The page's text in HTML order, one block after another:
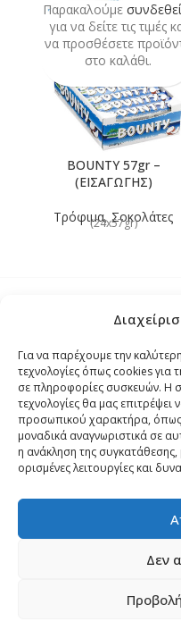
Για να παρέχουμε την
τεχνολογίες όπως cookies
σε πληροφορίες συσκευών. Η
τεχνολογίες θα μας
προσωπικού χαρακτήρα,
μοναδικά αναγνωριστικά σε
η ανάκληση της
ορισμένες λειτουργίες και
Δεν
BOUNTY 57gr –
(ΕΙΣΑΓΩΓΗΣ)
Τρόφιμα,Σοκολάτες
(24x57gr)
Παρακαλούμε
για να δείτε τις τιμές
να προσθέσετε
στο καλάθι.
Τρόποι Αποστολής
Τρόποι Αγοράς – Πληρωμής
Όροι και Προϋποθέσεις
Δήλωση Απορρήτου
Copyright 2024